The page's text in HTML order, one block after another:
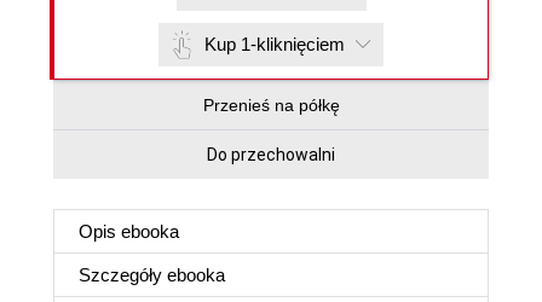
Kup 1-kliknięciem
Przenieś na półkę
Do przechowalni
Opis ebooka
Szczegóły ebooka